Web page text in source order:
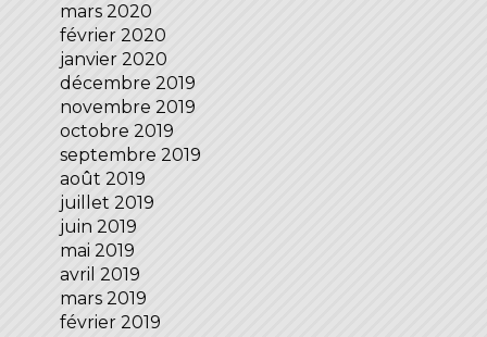
mars 2020
février 2020
janvier 2020
décembre 2019
novembre 2019
octobre 2019
septembre 2019
août 2019
juillet 2019
juin 2019
mai 2019
avril 2019
mars 2019
février 2019